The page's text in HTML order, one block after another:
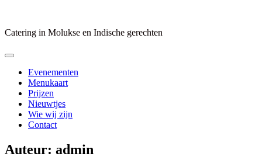
content
Catering in Molukse en Indische gerechten
Evenementen
Menukaart
Prijzen
Nieuwtjes
Wie wij zijn
Contact
Auteur: admin